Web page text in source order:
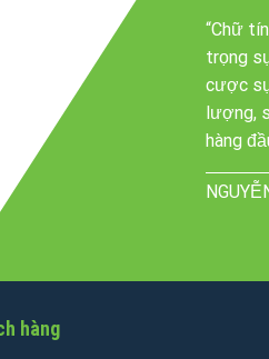
“Chữ
trọng
cược
lượng,
hàng
hàng